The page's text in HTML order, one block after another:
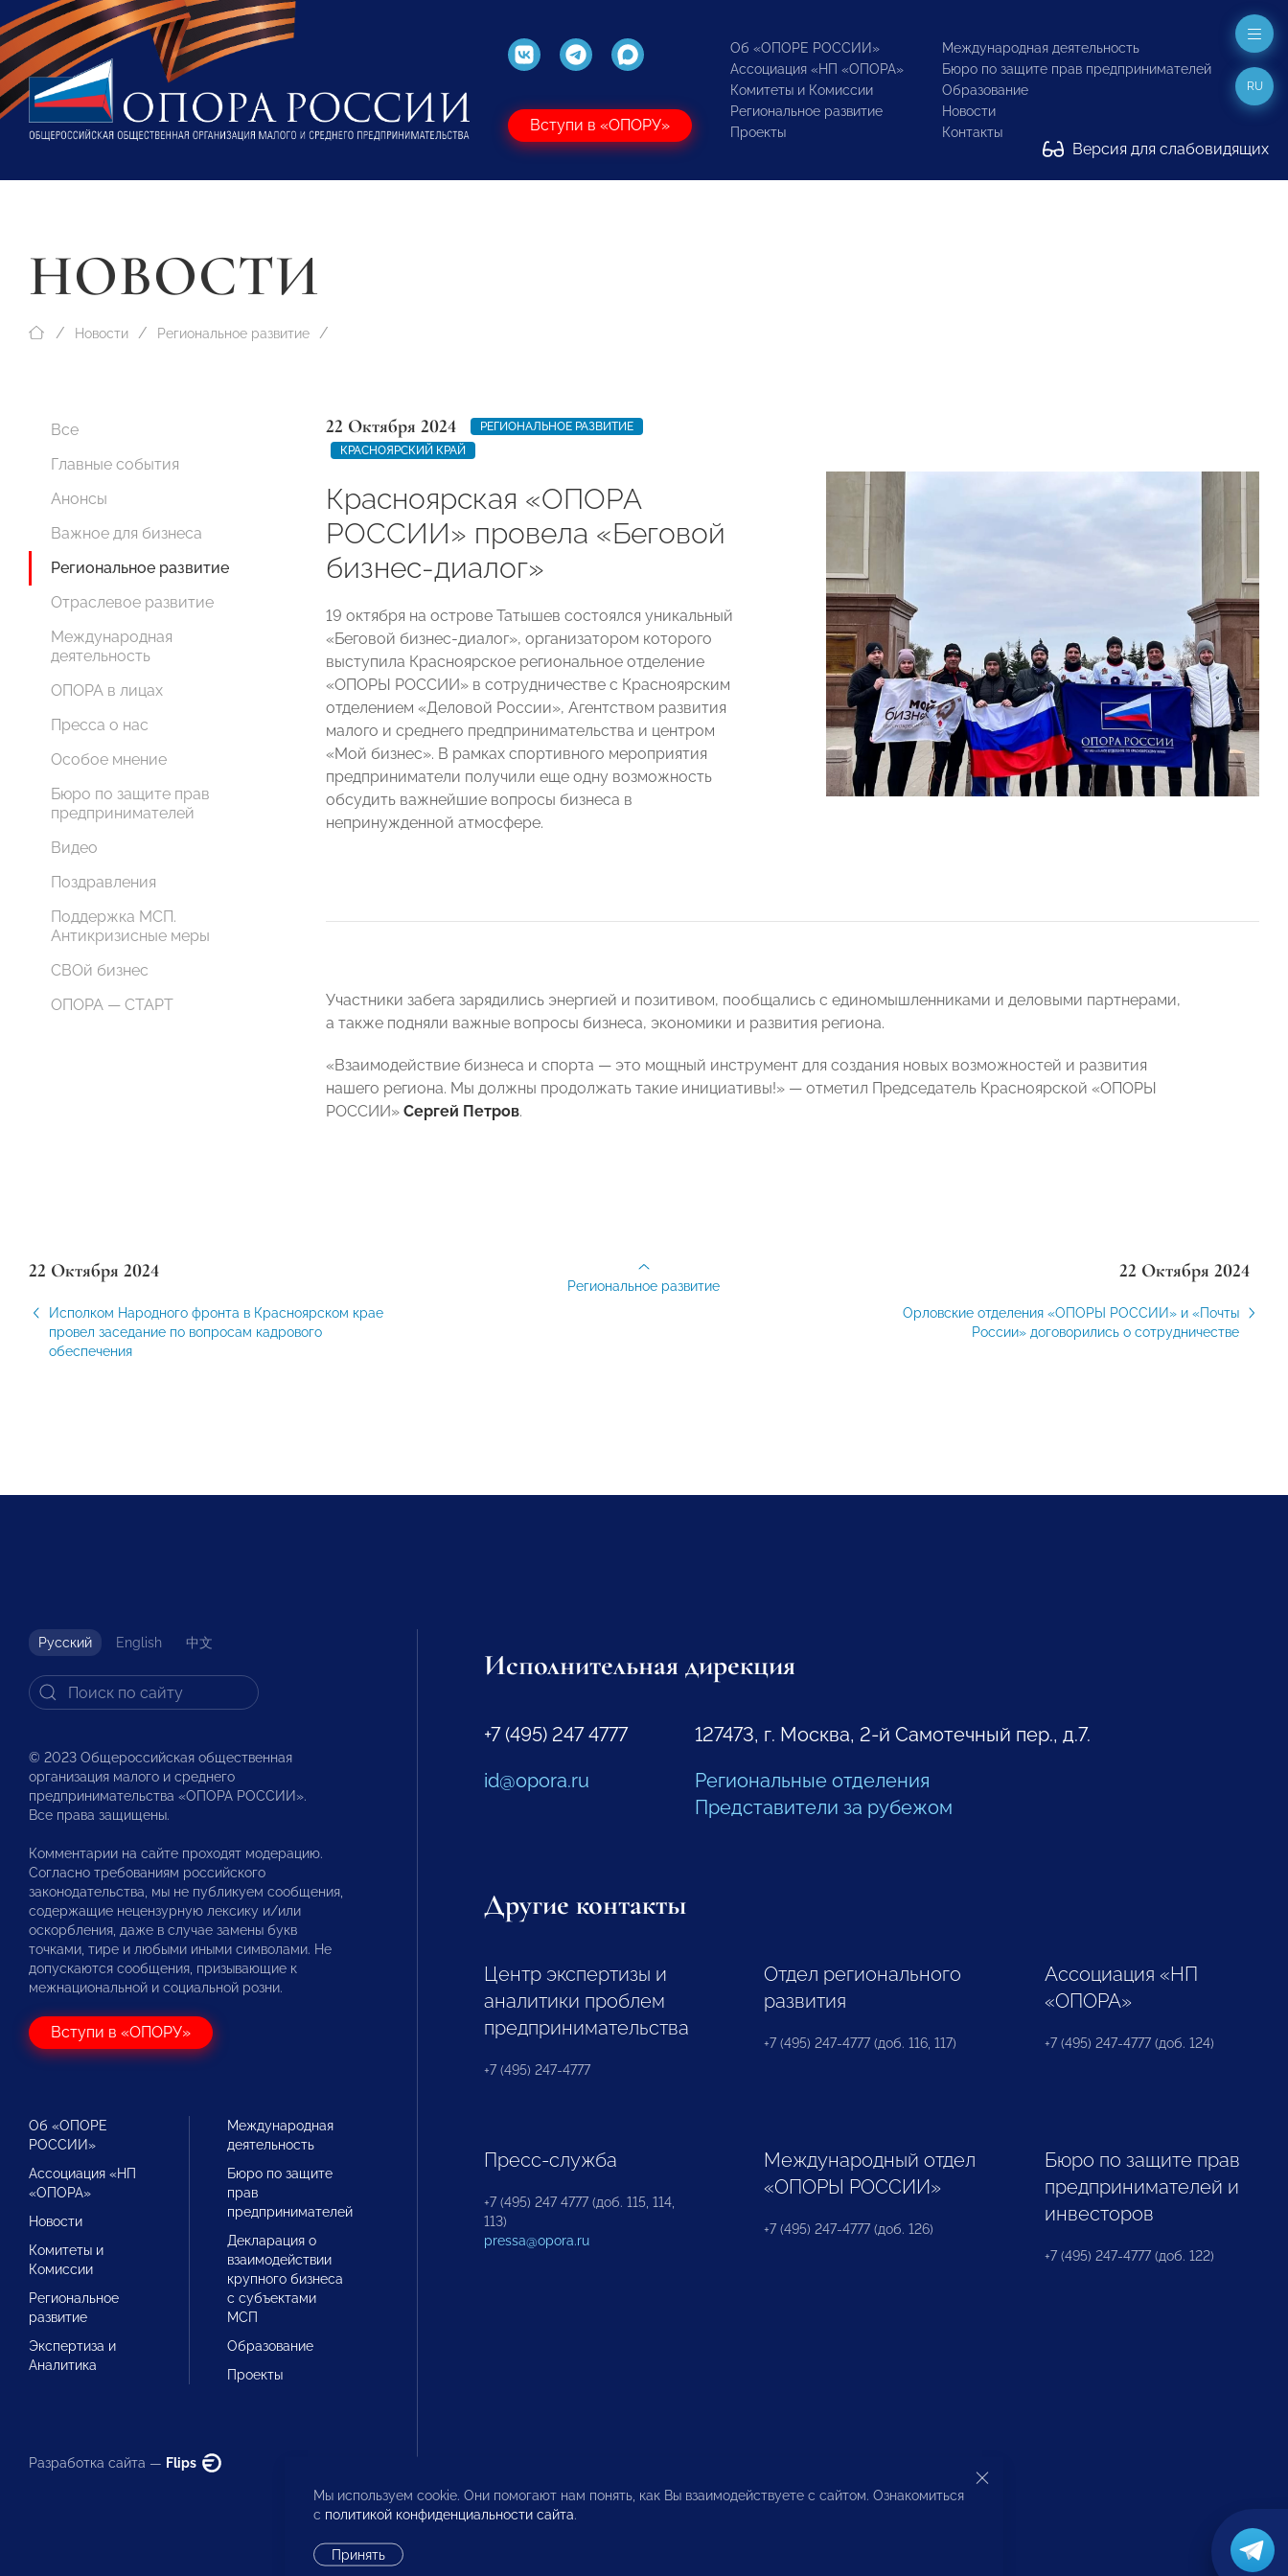
Вступи в «ОПОРУ»
Об «ОПОРЕ РОССИИ»
Ассоциация «НП «ОПОРА»
Комитеты и Комиссии
Региональное развитие
Проекты
Международная деятельность
Бюро по защите прав предпринимателей
Образование
Новости
Контакты
Версия для слабовидящих
RU
НОВОСТИ
Новости Региональное развитие
Все
Главные события
Анонсы
Важное для бизнеса
Региональное развитие
Отраслевое развитие
Международная
деятельность
ОПОРА в лицах
Пресса о нас
Особое мнение
Бюро по защите прав
предпринимателей
Видео
Поздравления
Поддержка МСП.
Антикризисные меры
СВОй бизнес
ОПОРА — СТАРТ
22 Октября 2024
РЕГИОНАЛЬНОЕ РАЗВИТИЕ
КРАСНОЯРСКИЙ КРАЙ
Красноярская «ОПОРА
РОССИИ» провела «Беговой
бизнес-диалог»
19 октября на острове Татышев состоялся уникальный
«Беговой бизнес-диалог», организатором которого
выступила Красноярское региональное отделение
«ОПОРЫ РОССИИ» в сотрудничестве с Красноярским
отделением «Деловой России», Агентством развития
малого и среднего предпринимательства и центром
«Мой бизнес». В рамках спортивного мероприятия
предприниматели получили еще одну возможность
обсудить важнейшие вопросы бизнеса в
непринужденной атмосфере.
Участники забега зарядились энергией и позитивом, пообщались с единомышленниками и деловыми партнерами,
а также подняли важные вопросы бизнеса, экономики и развития региона.
«Взаимодействие бизнеса и спорта — это мощный инструмент для создания новых возможностей и развития
нашего региона. Мы должны продолжать такие инициативы!» — отметил Председатель Красноярской «ОПОРЫ
РОССИИ» Сергей Петров.
22 Октября 2024
Исполком Народного фронта в Красноярском крае
провел заседание по вопросам кадрового
обеспечения
22 Октября 2024
Орловские отделения «ОПОРЫ РОССИИ» и «Почты
России» договорились о сотрудничестве
Региональное развитие
Русский English 中文
© 2023 Общероссийская общественная
организация малого и среднего
предпринимательства «ОПОРА РОССИИ».
Все права защищены.
Комментарии на сайте проходят модерацию.
Согласно требованиям российского
законодательства, мы не публикуем сообщения,
содержащие нецензурную лексику и/или
оскорбления, даже в случае замены букв
точками, тире и любыми иными символами. Не
допускаются сообщения, призывающие к
межнациональной и социальной розни.
Вступи в «ОПОРУ»
Об «ОПОРЕ
РОССИИ»
Ассоциация «НП
«ОПОРА»
Новости
Комитеты и
Комиссии
Региональное
развитие
Экспертиза и
Аналитика
Международная
деятельность
Бюро по защите
прав
предпринимателей
Декларация о
взаимодействии
крупного бизнеса
с субъектами
МСП
Образование
Проекты
Разработка сайта — Flips
Исполнительная дирекция
+7 (495) 247 4777
id@opora.ru
127473, г. Москва, 2-й Самотечный пер., д.7.
Региональные отделения
Представители за рубежом
Другие контакты
Центр экспертизы и
аналитики проблем
предпринимательства
+7 (495) 247-4777
Отдел регионального
развития
+7 (495) 247-4777 (доб. 116, 117)
Ассоциация «НП
«ОПОРА»
+7 (495) 247-4777 (доб. 124)
Пресс-служба
+7 (495) 247 4777 (доб. 115, 114,
113)
pressa@opora.ru
Международный отдел
«ОПОРЫ РОССИИ»
+7 (495) 247-4777 (доб. 126)
Бюро по защите прав
предпринимателей и
инвесторов
+7 (495) 247-4777 (доб. 122)
Мы используем cookie. Они помогают нам понять, как Вы взаимодействуете с сайтом. Ознакомиться
с политикой конфиденциальности сайта.
Принять